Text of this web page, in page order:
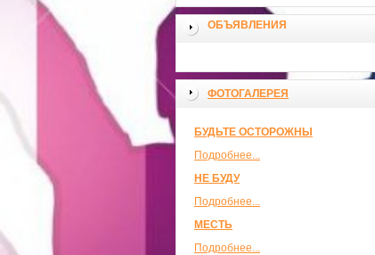
ОБЪЯВЛЕНИЯ
ФОТОГАЛЕРЕЯ
БУДЬТЕ ОСТОРОЖНЫ
Подробнее...
НЕ БУДУ
Подробнее...
МЕСТЬ
Подробнее...